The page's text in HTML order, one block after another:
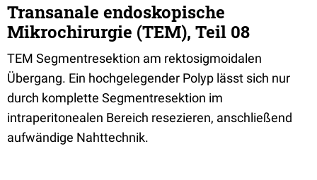
Transanale endoskopische
Mikrochirurgie (TEM), Teil 08
TEM Segmentresektion am rektosigmoidalen
Übergang. Ein hochgelegender Polyp lässt sich nur
durch komplette Segmentresektion im
intraperitonealen Bereich resezieren, anschließend
aufwändige Nahttechnik.